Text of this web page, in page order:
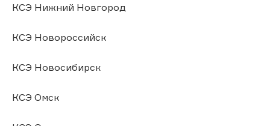
КСЭ Нижний Новгород
КСЭ Новороссийск
КСЭ Новосибирск
КСЭ Омск